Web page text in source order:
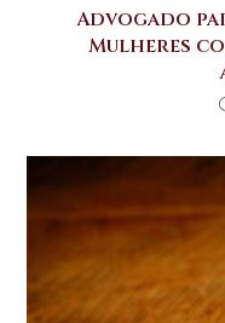
Advogado
Mulheres